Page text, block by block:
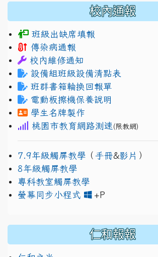
校內通報
班級出缺席填報
傳染病通報
校內維修通知
設備組班級設備清點表
班群書箱輪換回報單
電動板擦機保養說明
學生名牌製作
桃園市教育網路測速 (限教網)
7.9年級觸屏教學 （ 手冊&影片 ）
8年級觸屏教學
專科教室觸屏教學
螢幕同步小程式
+P
仁和報報